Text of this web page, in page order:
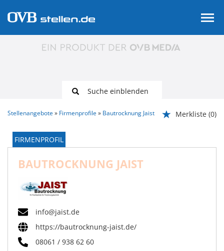
Suche einblenden
Stellenangebote Firmenprofile Bautrocknung Jaist Merkliste (0)
FIRMENPROFIL
BAUTROCKNUNG JAIST
info@jaist.de
https://bautrocknung-jaist.de/
08061 / 938 62 60